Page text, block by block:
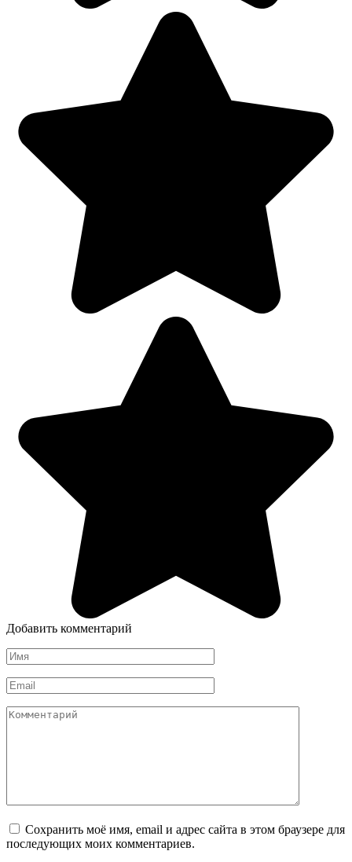
Добавить комментарий
Имя
*
Email
*
Комментарий
Сохранить моё имя, email и адрес сайта в этом браузере для
последующих моих комментариев.